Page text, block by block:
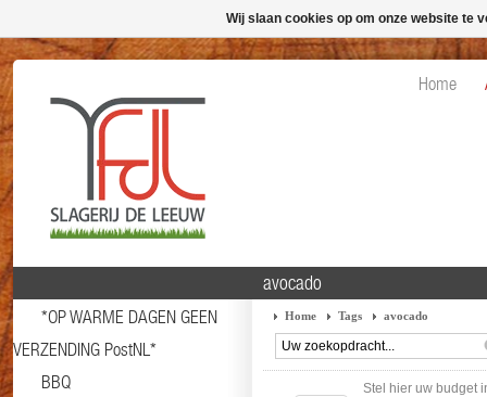
Home
*OP WARME DAGEN GEEN
VERZENDING PostNL*
BBQ
avocado
Home Tags avocado
Stel hier uw budget
Wij slaan cookies op om onze website te